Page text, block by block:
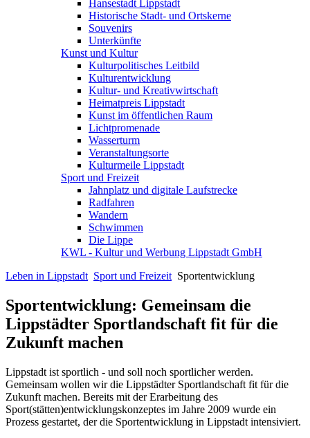
Hansestadt Lippstadt
Historische Stadt- und Ortskerne
Souvenirs
Unterkünfte
Kunst und Kultur
Kulturpolitisches Leitbild
Kulturentwicklung
Kultur- und Kreativwirtschaft
Heimatpreis Lippstadt
Kunst im öffentlichen Raum
Lichtpromenade
Wasserturm
Veranstaltungsorte
Kulturmeile Lippstadt
Sport und Freizeit
Jahnplatz und digitale Laufstrecke
Radfahren
Wandern
Schwimmen
Die Lippe
KWL - Kultur und Werbung Lippstadt GmbH
Leben in Lippstadt Sport und Freizeit Sportentwicklung
Sportentwicklung: Gemeinsam die
Lippstädter Sportlandschaft fit für die
Zukunft machen
Lippstadt ist sportlich - und soll noch sportlicher werden.
Gemeinsam wollen wir die Lippstädter Sportlandschaft fit für die
Zukunft machen. Bereits mit der Erarbeitung des
Sport(stätten)entwicklungskonzeptes im Jahre 2009 wurde ein
Prozess gestartet, der die Sportentwicklung in Lippstadt intensiviert.